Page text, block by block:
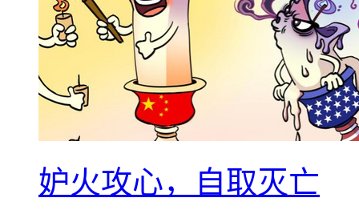
妒火攻心，自取灭亡